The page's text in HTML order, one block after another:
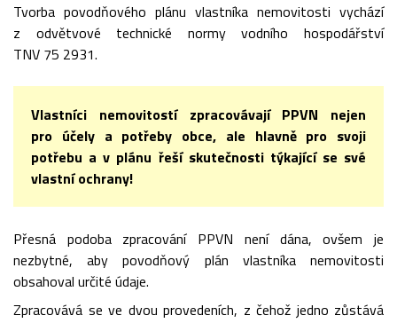
Tvorba povodňového plánu vlastníka nemovitosti vychází
z odvětvové technické normy vodního hospodářství
TNV 75 2931.
Vlastníci nemovitostí zpracovávají PPVN nejen
pro účely a potřeby obce, ale hlavně pro svoji
potřebu a v plánu řeší skutečnosti týkající se své
vlastní ochrany!
Přesná podoba zpracování PPVN není dána, ovšem je
nezbytné, aby povodňový plán vlastníka nemovitosti
obsahoval určité údaje.
Zpracovává se ve dvou provedeních, z čehož jedno zůstává